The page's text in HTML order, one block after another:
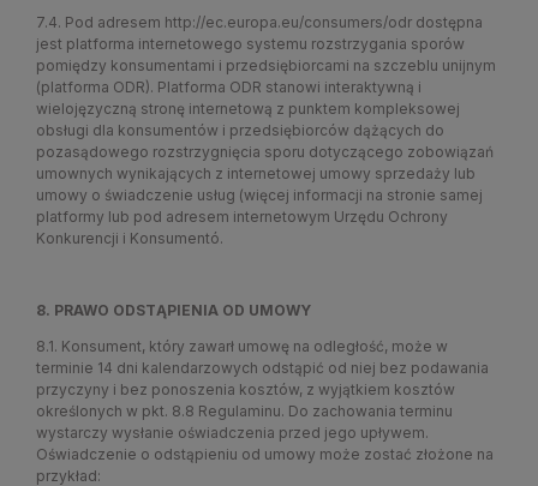
7.4. Pod adresem http://ec.europa.eu/consumers/odr dostępna
jest platforma internetowego systemu rozstrzygania sporów
pomiędzy konsumentami i przedsiębiorcami na szczeblu unijnym
(platforma ODR). Platforma ODR stanowi interaktywną i
wielojęzyczną stronę internetową z punktem kompleksowej
obsługi dla konsumentów i przedsiębiorców dążących do
pozasądowego rozstrzygnięcia sporu dotyczącego zobowiązań
umownych wynikających z internetowej umowy sprzedaży lub
umowy o świadczenie usług (więcej informacji na stronie samej
platformy lub pod adresem internetowym Urzędu Ochrony
Konkurencji i Konsumentó.
8. PRAWO ODSTĄPIENIA OD UMOWY
8.1. Konsument, który zawarł umowę na odległość, może w
terminie 14 dni kalendarzowych odstąpić od niej bez podawania
przyczyny i bez ponoszenia kosztów, z wyjątkiem kosztów
określonych w pkt. 8.8 Regulaminu. Do zachowania terminu
wystarczy wysłanie oświadczenia przed jego upływem.
Oświadczenie o odstąpieniu od umowy może zostać złożone na
przykład: